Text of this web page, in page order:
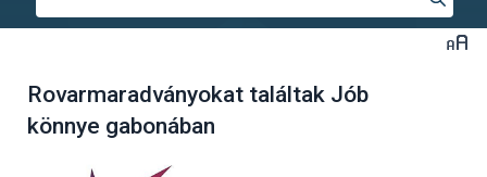
Rovarmaradványokat találtak Jób
könnye gabonában